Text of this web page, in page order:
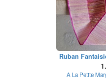
Ruban
A La Petite